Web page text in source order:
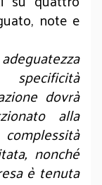
note e
dovrà
alla
nonché
è tenuta